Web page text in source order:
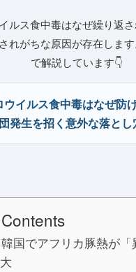
ルス食中毒はなぜ繰り返
れがちな原因が存在しま
で解説しています👇
ウイルス食中毒はなぜ防
発生を招く意外な落とし
国でアフリカ豚熱が「